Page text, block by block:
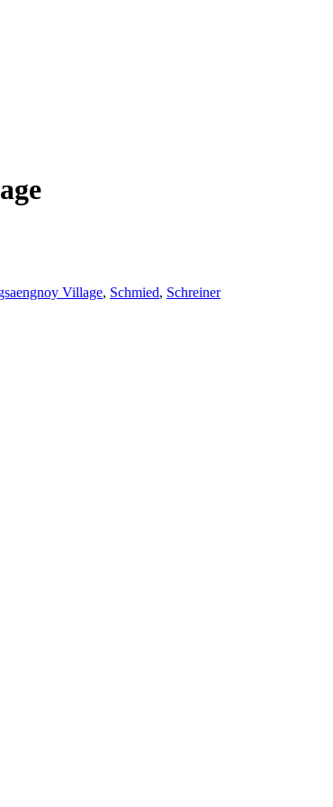
Village, Schmied, Schreiner